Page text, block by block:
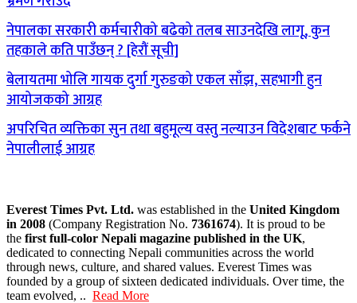
नेपालका सरकारी कर्मचारीको बढेको तलब साउनदेखि लागू, कुन
तहकाले कति पाउँछन् ? [हेरौं सूची]
बेलायतमा भोलि गायक दुर्गा गुरुङको एकल साँझ, सहभागी हुन
आयोजकको आग्रह
अपरिचित व्यक्तिका सुन तथा बहुमूल्य वस्तु नल्याउन विदेशबाट फर्कने
नेपालीलाई आग्रह
Everest Times Pvt. Ltd. was established in the United Kingdom
in 2008 (Company Registration No. 7361674). It is proud to be
the first full-color Nepali magazine published in the UK,
dedicated to connecting Nepali communities across the world
through news, culture, and shared values. Everest Times was
founded by a group of sixteen dedicated individuals. Over time, the
team evolved, .. Read More